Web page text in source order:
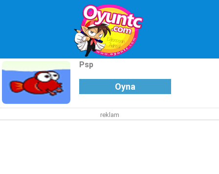
Psp
Oyna
reklam